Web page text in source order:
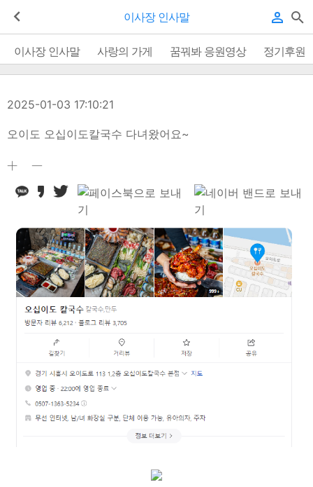
이사장 인사말
이사장 인사말 사랑의 가게 꿈꿔봐 응원영상 정기후원
2025-01-03 17:10:21
오이도 오십이도칼국수 다녀왔어요~